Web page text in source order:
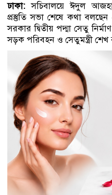
ঢাকা: সচিবালয়ে ঈদুল
প্রস্তুতি সভা শেষে কথা
সরকার দ্বিতীয় পদ্মা সেতু
সড়ক পরিবহন ও সেতুমন্ত্রী